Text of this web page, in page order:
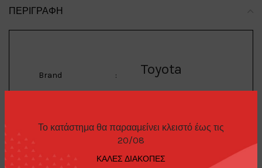
Το κατάστημα θα παρααμείνει κλειστό έως τις
20/08
ΚΑΛΕΣ ΔΙΑΚΟΠΕΣ
ΠΕΡΙΓΡΑΦΉ
Brand : Toyota
Model : AE86